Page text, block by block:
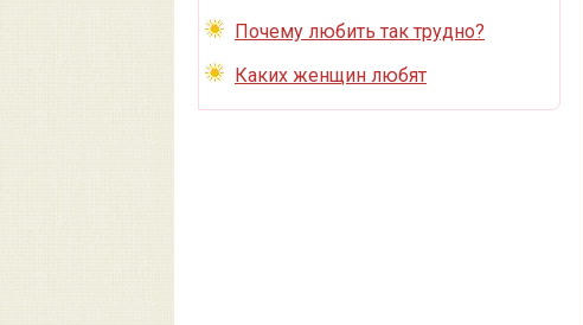
Почему любить так трудно?
Каких женщин любят